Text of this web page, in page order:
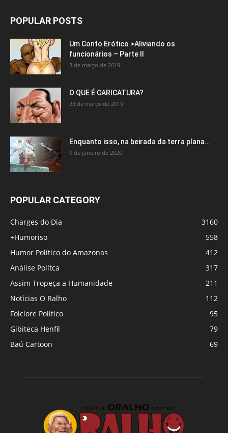
POPULAR POSTS
Um Conto Erótico >Aliviando os
funcionários – Parte II
3 de março de 2019
O QUE É CARICATURA?
23 de março de 2019
Enquanto isso, na beirada da terra plana…
9 de janeiro de 2020
POPULAR CATEGORY
Charges do Dia
3160
+Humoriso
558
Humor Político do Amazonas
412
Análise Polítca
317
Assim Tropeça a Humanidade
211
Notícias O Ralho
112
Folclore Político
95
Gibiteca Henfil
79
Baú Cartoon
69